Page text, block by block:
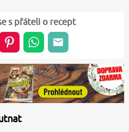
s přáteli o recept